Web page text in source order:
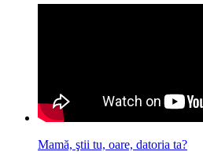
Mamă, ştii tu, oare, datoria ta?